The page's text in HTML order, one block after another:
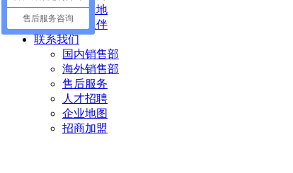
品牌天地
合作伙伴
联系我们
国内销售部
海外销售部
售后服务
人才招聘
企业地图
招商加盟
售后服务咨询